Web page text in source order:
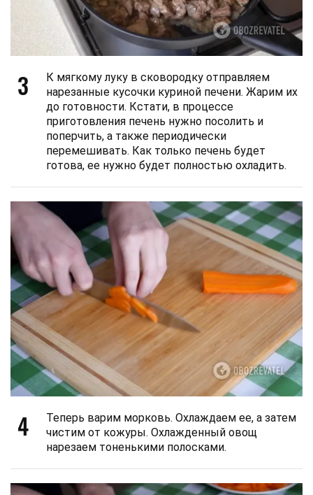
3
К мягкому луку в сковородку отправляем
нарезанные кусочки куриной печени. Жарим их
до готовности. Кстати, в процессе
приготовления печень нужно посолить и
поперчить, а также периодически
перемешивать. Как только печень будет
готова, ее нужно будет полностью охладить.
4
Теперь варим морковь. Охлаждаем ее, а затем
чистим от кожуры. Охлажденный овощ
нарезаем тоненькими полосками.